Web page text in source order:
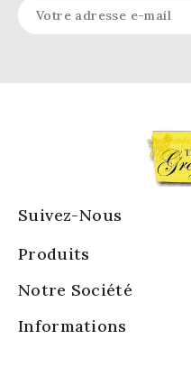
Suivez-Nous
Produits
Notre Société
Informations